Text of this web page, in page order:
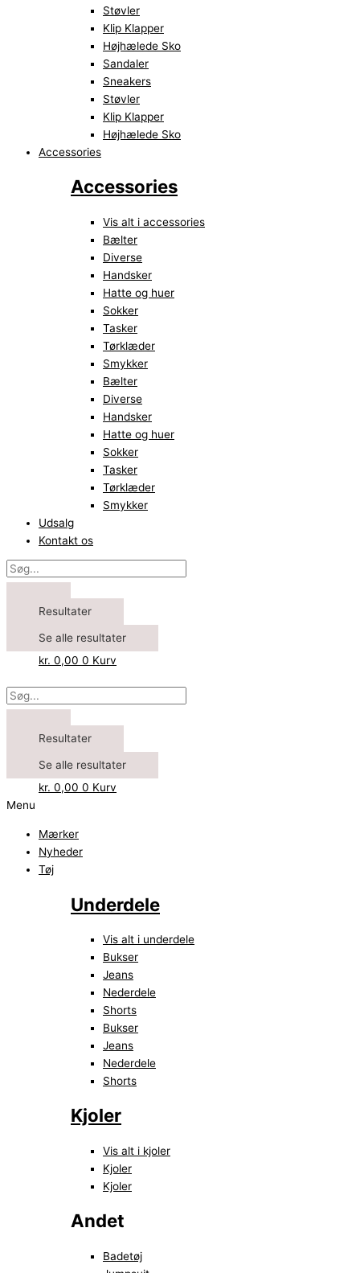
Støvler
Klip Klapper
Højhælede Sko
Sandaler
Sneakers
Støvler
Klip Klapper
Højhælede Sko
Accessories
Accessories
Vis alt i accessories
Bælter
Diverse
Handsker
Hatte og huer
Sokker
Tasker
Tørklæder
Smykker
Bælter
Diverse
Handsker
Hatte og huer
Sokker
Tasker
Tørklæder
Smykker
Udsalg
Kontakt os
Resultater
Se alle resultater
kr. 0,00 0 Kurv
Resultater
Se alle resultater
kr. 0,00 0 Kurv
Menu
Mærker
Nyheder
Tøj
Underdele
Vis alt i underdele
Bukser
Jeans
Nederdele
Shorts
Bukser
Jeans
Nederdele
Shorts
Kjoler
Vis alt i kjoler
Kjoler
Kjoler
Andet
Badetøj